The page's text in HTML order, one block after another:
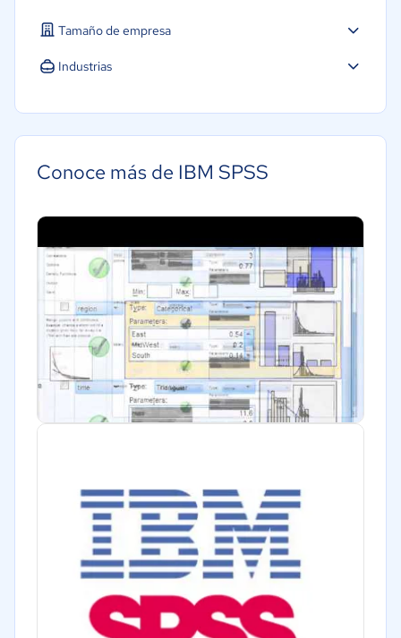
Tamaño de empresa
Industrias
Bienes raíces
Software / TI
Telecomunicaciones
Financiera
Salud
Manufactura
Gobierno
Conoce más de IBM SPSS